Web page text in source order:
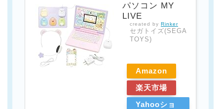
パソコン MY
LIVE
created by Rinker
セガトイズ(SEGA
TOYS)
Amazon
楽天市場
Yahooショ